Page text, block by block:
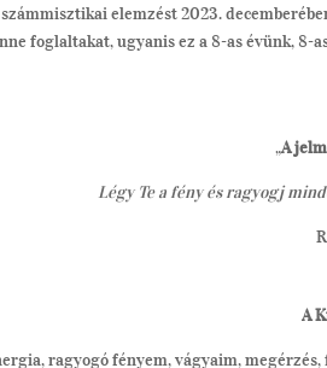
számmisztikai elemzést 2023.
foglaltakat, ugyanis ez a 8-as évünk, 8-
„A
Légy Te a fény és ragyogj
A
ragyogó fényem, vágyaim,